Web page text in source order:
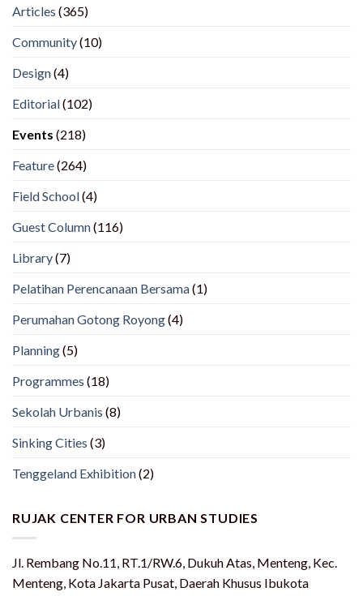
Articles (365)
Community(10)
Design(4)
Editorial(102)
Events (218)
Feature(264)
Field School(4)
Guest Column(116)
Library(7)
Pelatihan Perencanaan Bersama(1)
Perumahan Gotong Royong(4)
Planning(5)
Programmes (18)
Sekolah Urbanis (8)
Sinking Cities (3)
Tenggeland Exhibition(2)
RUJAK CENTER FOR URBAN STUDIES
Jl. Rembang No.11, RT.1/RW.6, Dukuh Atas, Menteng, Kec.
Menteng, Kota Jakarta Pusat, Daerah Khusus Ibukota